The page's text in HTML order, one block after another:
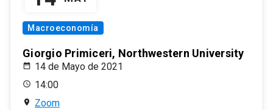
Macroeconomía
Giorgio Primiceri, Northwestern University
14 de Mayo de 2021
14:00
Zoom